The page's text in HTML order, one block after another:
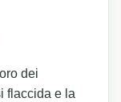
dei
flaccida e la